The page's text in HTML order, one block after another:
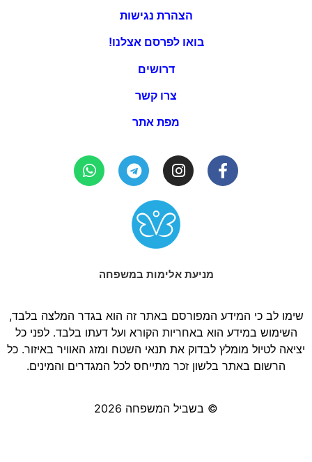
הצהרת נגישות
בואו לפרסם אצלנו!
דרושים
צרו קשר
מפת אתר
מניעת אלימות במשפחה
שימו לב כי המידע המפורסם באתר זה הוא בגדר המלצה בלבד,
השימוש במידע הוא באחריות הקורא ועל דעתו בלבד. לפני כל
יציאה לטיול מומלץ לבדוק את תנאי השטח ומזג האוויר באיזור. כל
הרשום באתר בלשון זכר מתייחס לכל המגדרים והמינים.
© בשביל המשפחה 2026